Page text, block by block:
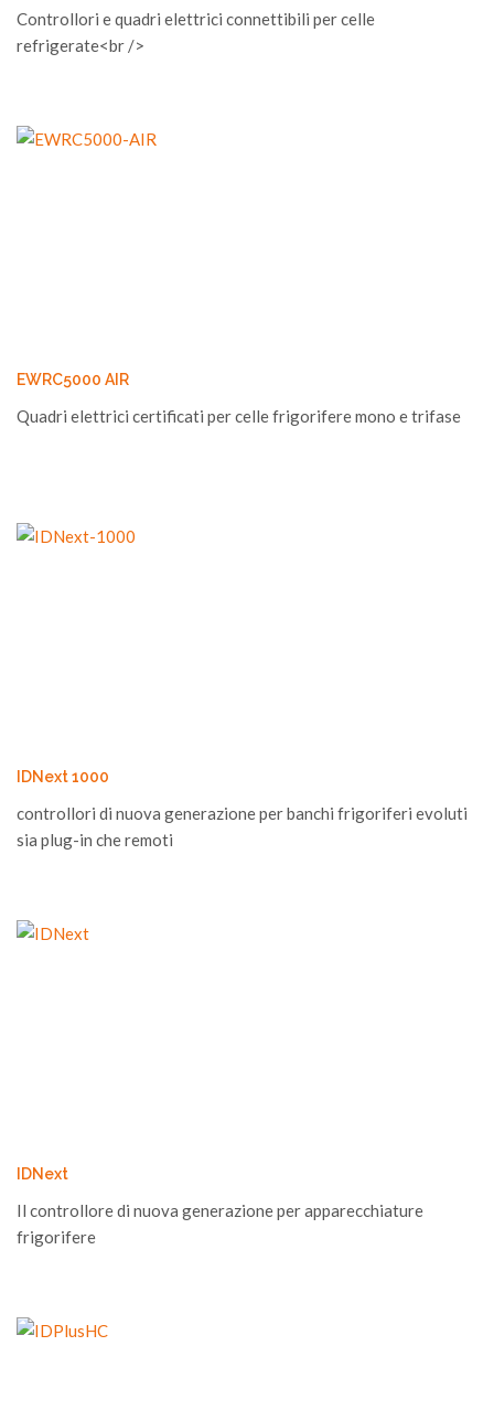
Controllori e quadri elettrici connettibili per celle
refrigerate<br />
EWRC5000 AIR
Quadri elettrici certificati per celle frigorifere mono e trifase
IDNext 1000
controllori di nuova generazione per banchi frigoriferi evoluti
sia plug-in che remoti
IDNext
Il controllore di nuova generazione per apparecchiature
frigorifere